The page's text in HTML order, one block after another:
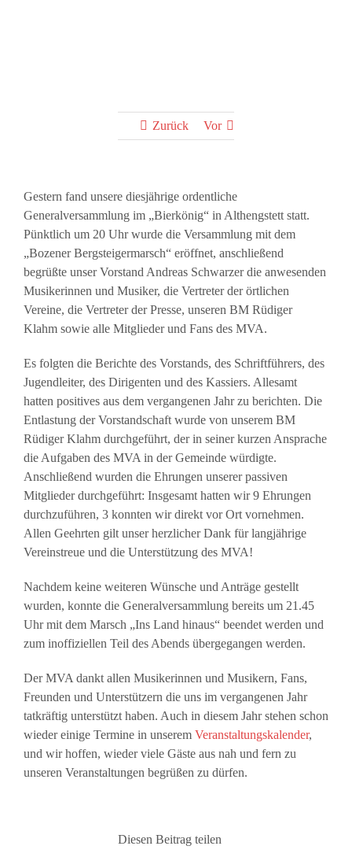
Zurück Vor
Gestern fand unsere diesjährige ordentliche
Generalversammlung im „Bierkönig“ in Althengstett statt.
Pünktlich um 20 Uhr wurde die Versammlung mit dem
„Bozener Bergsteigermarsch“ eröffnet, anschließend
begrüßte unser Vorstand Andreas Schwarzer die anwesenden
Musikerinnen und Musiker, die Vertreter der örtlichen
Vereine, die Vertreter der Presse, unseren BM Rüdiger
Klahm sowie alle Mitglieder und Fans des MVA.
Es folgten die Berichte des Vorstands, des Schriftführers, des
Jugendleiter, des Dirigenten und des Kassiers. Allesamt
hatten positives aus dem vergangenen Jahr zu berichten. Die
Entlastung der Vorstandschaft wurde von unserem BM
Rüdiger Klahm durchgeführt, der in seiner kurzen Ansprache
die Aufgaben des MVA in der Gemeinde würdigte.
Anschließend wurden die Ehrungen unserer passiven
Mitglieder durchgeführt: Insgesamt hatten wir 9 Ehrungen
durchzuführen, 3 konnten wir direkt vor Ort vornehmen.
Allen Geehrten gilt unser herzlicher Dank für langjährige
Vereinstreue und die Unterstützung des MVA!
Nachdem keine weiteren Wünsche und Anträge gestellt
wurden, konnte die Generalversammlung bereits um 21.45
Uhr mit dem Marsch „Ins Land hinaus“ beendet werden und
zum inoffiziellen Teil des Abends übergegangen werden.
Der MVA dankt allen Musikerinnen und Musikern, Fans,
Freunden und Unterstützern die uns im vergangenen Jahr
tatkräftig unterstützt haben. Auch in diesem Jahr stehen schon
wieder einige Termine in unserem Veranstaltungskalender,
und wir hoffen, wieder viele Gäste aus nah und fern zu
unseren Veranstaltungen begrüßen zu dürfen.
Diesen Beitrag teilen